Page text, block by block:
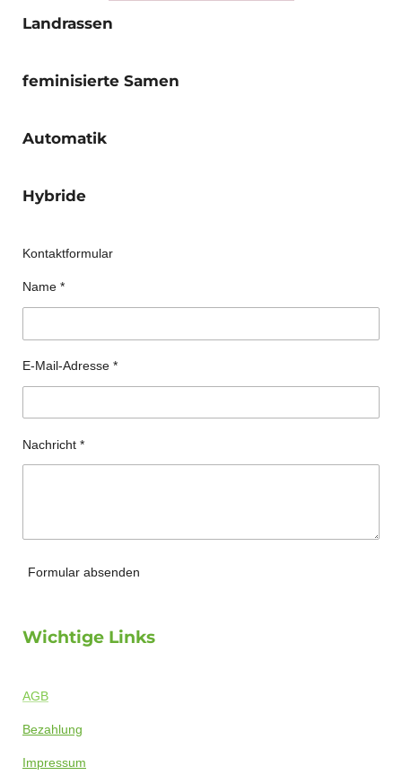
Landrassen
feminisierte Samen
Automatik
Hybride
Kontaktformular
Name *
E-Mail-Adresse *
Nachricht *
Formular absenden
Wichtige Links
AGB
Bezahlung
Impressum